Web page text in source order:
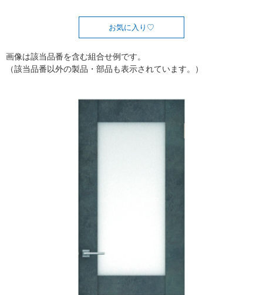
お気に入り
画像は該当品番を含む組合せ例です。
（該当品番以外の製品・部品も表示されています。）